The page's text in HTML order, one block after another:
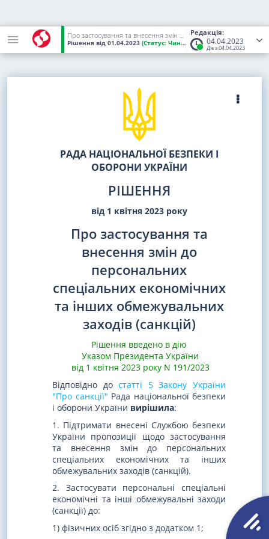
Редакція:
04.04.2023
Діє з 04.04.2023
Про застосування та внесення змін до персональних спеціальних економічних та інших обмежувальних заходів (санкцій)
Рішення від 01.04.2023 (Статус: Чинний)
РАДА НАЦІОНАЛЬНОЇ БЕЗПЕКИ І
ОБОРОНИ УКРАЇНИ
РІШЕННЯ
від 1 квітня 2023 року
Про застосування та
внесення змін до
персональних
спеціальних економічних
та інших обмежувальних
заходів (санкцій)
Рішення введено в дію
Указом Президента України
від 1 квітня 2023 року N 191/2023
Відповідно достатті 5 Закону України
"Про санкції" Рада національної безпеки
і оборони України вирішила:
1. Підтримати внесені Службою безпеки
України пропозиції щодо застосування
та внесення змін до персональних
спеціальних економічних та інших
обмежувальних заходів (санкцій).
2. Застосувати персональні спеціальні
економічні та інші обмежувальні заходи
(санкції) до:
1) фізичних осіб згідно з додатком 1;